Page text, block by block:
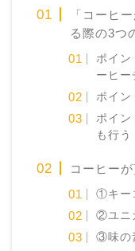
「コーヒ
る際の3つ
ポイ
ーヒー
ポイ
ポイ
も行う
コーヒー
①キー
②ユニ
③味の